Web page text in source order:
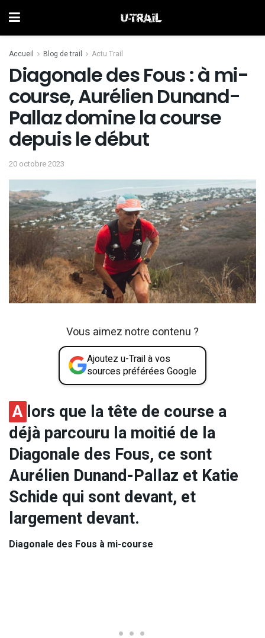
Accueil Blog de trail Actu Trail
Diagonale des Fous : à mi-
course, Aurélien Dunand-
Pallaz domine la course
depuis le début
20 octobre 2023
Vous aimez notre contenu ?
Ajoutez u-Trail à vos
sources préférées Google
A lors que la tête de course a
déjà parcouru la moitié de la
Diagonale des Fous, ce sont
Aurélien Dunand-Pallaz et Katie
Schide qui sont devant, et
largement devant.
Diagonale des Fous à mi-course